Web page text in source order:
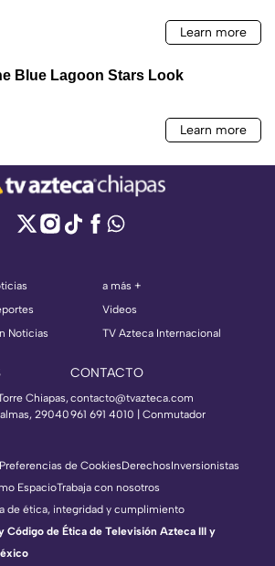
Noticias
a más +
Videos
TV Azteca Internacional
Chiapas,
29040
CONTACTO
contacto@tvazteca.com
961 691 4010 | Conmutador
de CookiesDerechosInversionistas
EspacioTrabaja con nosotros
de ética, integridad y cumplimiento
Código de Ética de Televisión Azteca III y